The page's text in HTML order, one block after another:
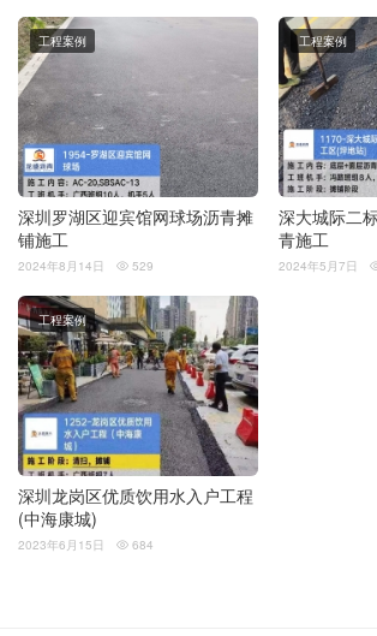
深圳罗湖区迎宾馆网球场沥青摊
铺施工
工程案例
2024年8月14日  529
深大城际二
青施工
工程案例
2024年5月7日
深圳龙岗区优质饮用水入户工程
(中海康城)
工程案例
2023年6月15日  684